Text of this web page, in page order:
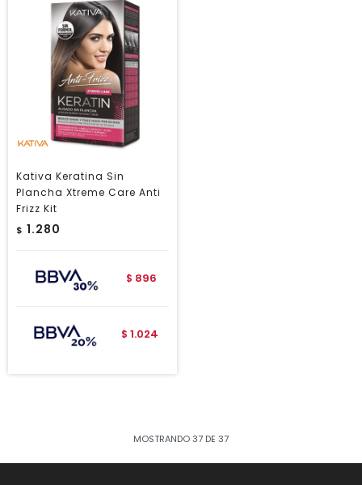
Kativa Keratina Sin
Plancha Xtreme Care Anti
Frizz Kit
$ 1.280
$ 896
$ 1.024
MOSTRANDO37 DE 37